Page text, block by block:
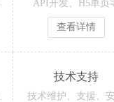
API开发、H5单页
查看详情
技术支持
技术维护、支援、